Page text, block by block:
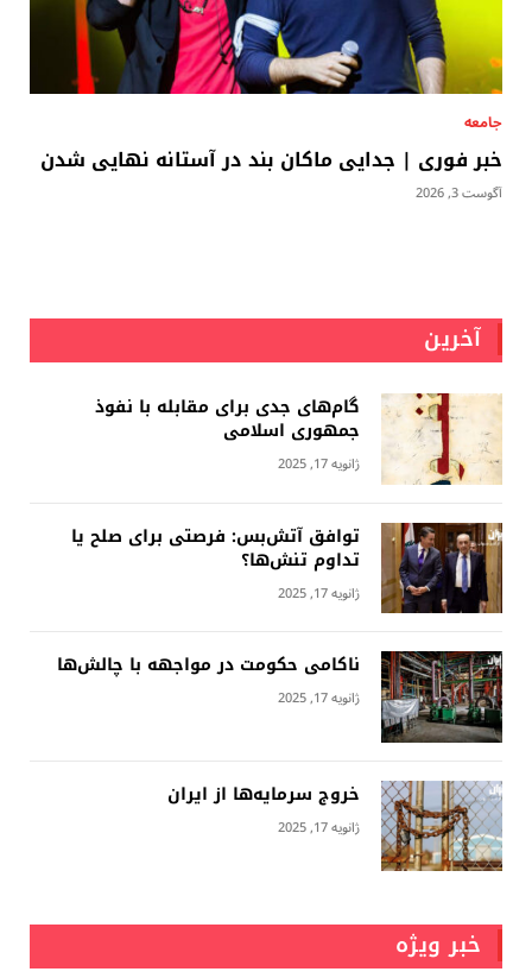
جامعه
خبر فوری | جدایی ماکان بند در آستانه نهایی شدن
آگوست 3, 2026
آخرین
گام‌های جدی برای مقابله با نفوذ
جمهوری اسلامى
ژانویه 17, 2025
توافق آتش‌بس: فرصتی برای صلح یا
تداوم تنش‌ها؟
ژانویه 17, 2025
ناکامی حکومت در مواجهه با چالش‌ها
ژانویه 17, 2025
خروج سرمایه‌ها از ایران
ژانویه 17, 2025
خبر ویژه